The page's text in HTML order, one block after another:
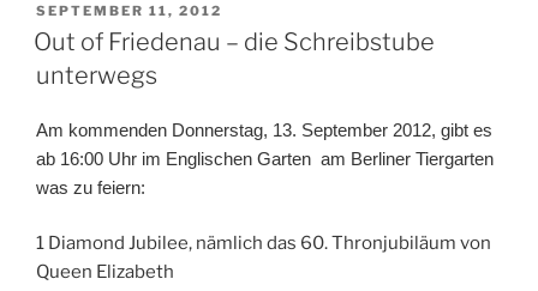
VERÖFFENTLICHT
AM
SEPTEMBER 11, 2012
Out of Friedenau – die Schreibstube
unterwegs
Am kommenden Donnerstag, 13. September 2012, gibt es
ab 16:00 Uhr im Englischen Garten am Berliner Tiergarten
was zu feiern:
1 Diamond Jubilee, nämlich das 60. Thronjubiläum von
Queen Elizabeth